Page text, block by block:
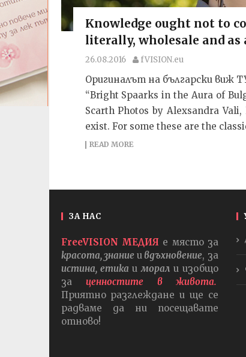
Knowledge ought not to
literally, wholesale and as
26.08.2016 fVISION.eu
Оригиналът на български виж
“Bright Spaarks in the Aura of
Scarth Photos by Alexsandra
exist. For some these are the
READ MORE
ЗА НАС
FreeVISION МЕДИЯ е място за
красота, знание и вдъхновение, за
истина, етикаи морал и изобщо
за ценностите в живота.
Приятно разглеждане и ще се
радваме да ни посещавате
отново!